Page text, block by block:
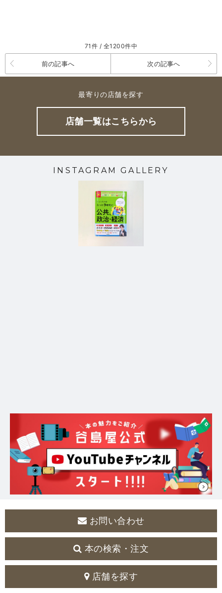
71件 / 全1200件中
前の記事へ 次の記事へ
最寄りの店舗を探す
店舗一覧はこちらから
INSTAGRAM GALLERY
お問い合わせ
本の検索・注文
店舗を探す